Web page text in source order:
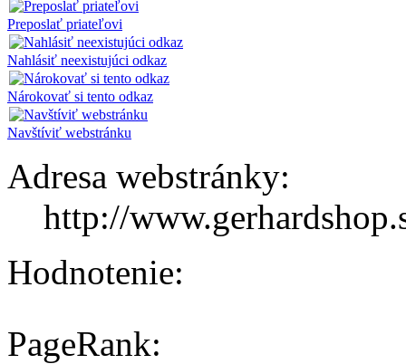
Preposlať priateľovi
Nahlásiť neexistujúci odkaz
Nárokovať si tento odkaz
Navštíviť webstránku
Adresa webstránky:
http://
Hodnotenie:
PageRank: